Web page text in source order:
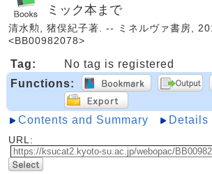
ミック本まで
清水勲, 猪俣紀子著. -- ミネルヴァ書房,
<BB00982078>
Tag:
No tag is registered
Functions:
Contents and Summary Details
URL: